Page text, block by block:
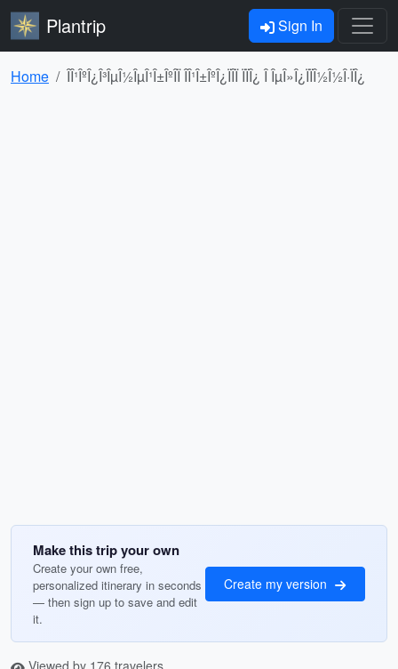
Plantrip Sign In
Home ÎÎ¹ÎºÎ¿Î³ÎµÎ½ÎµÎ¹Î±ÎºÎ­Ï ÎÎ¹Î±ÎºÎ¿ÏÎ­Ï ÏÏÎ¿ Î ÎµÎ»Î¿ÏÏÎ½Î½Î·ÏÎ¿
Make this trip your own
Create your own free,
personalized itinerary in seconds
— then sign up to save and edit
it.
Create my version
Viewed by 176 travelers